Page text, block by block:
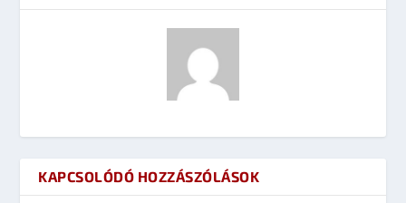
KAPCSOLÓDÓ HOZZÁSZÓLÁSOK